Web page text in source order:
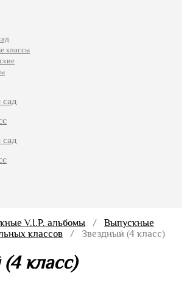
классы
сад
сад
V.I.P. альбомы / Выпускные
классов / Звездный (4 класс)
класс)